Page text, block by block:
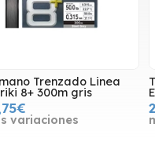
Trenzado Linea
8+ 300m gris
variaciones